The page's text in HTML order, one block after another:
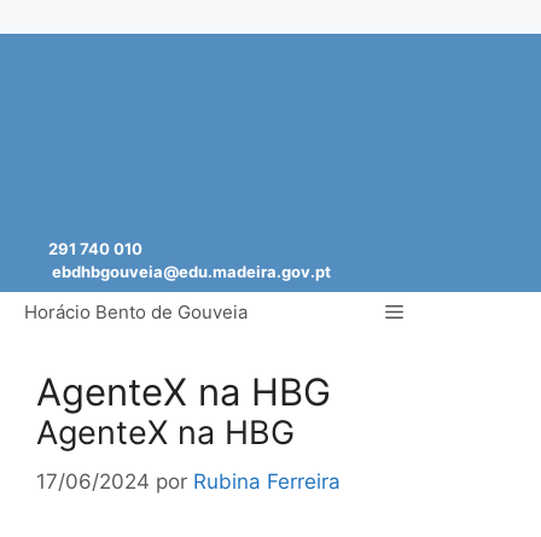
291 740 010
ebdhbgouveia@edu.madeira.gov.pt
Horácio Bento de Gouveia Menu
AgenteX na HBG
AgenteX na HBG
17/06/2024 por Rubina Ferreira